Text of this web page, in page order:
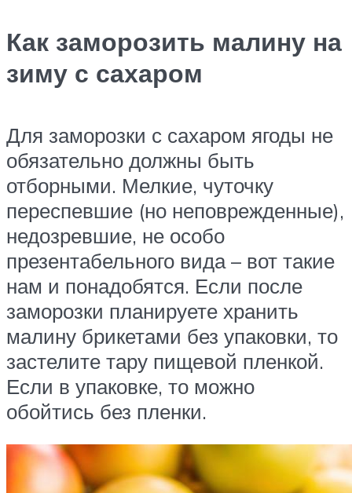
Как заморозить малину на
зиму с сахаром
Для заморозки с сахаром ягоды не
обязательно должны быть
отборными. Мелкие, чуточку
переспевшие (но неповрежденные),
недозревшие, не особо
презентабельного вида – вот такие
нам и понадобятся. Если после
заморозки планируете хранить
малину брикетами без упаковки, то
застелите тару пищевой пленкой.
Если в упаковке, то можно
обойтись без пленки.